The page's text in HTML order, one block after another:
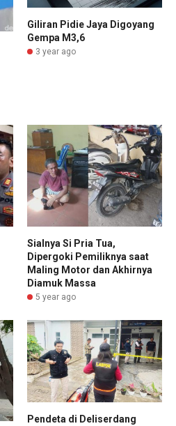
Giliran Pidie Jaya Digoyang
Gempa M3,6
3 year ago
Sialnya Si Pria Tua,
Dipergoki Pemiliknya saat
Maling Motor dan Akhirnya
Diamuk Massa
5 year ago
Pendeta di Deliserdang